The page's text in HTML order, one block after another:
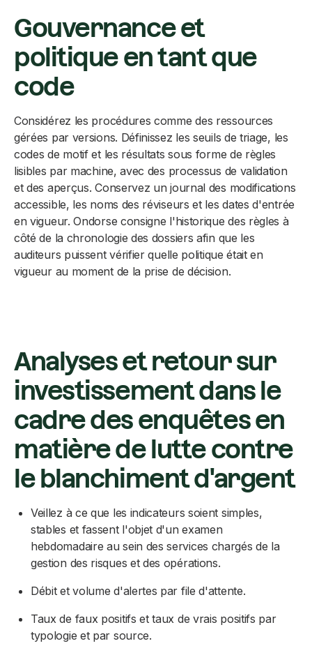
Gouvernance et
politique en tant que
code
Considérez les procédures comme des ressources
gérées par versions. Définissez les seuils de triage, les
codes de motif et les résultats sous forme de règles
lisibles par machine, avec des processus de validation
et des aperçus. Conservez un journal des modifications
accessible, les noms des réviseurs et les dates d'entrée
en vigueur. Ondorse consigne l'historique des règles à
côté de la chronologie des dossiers afin que les
auditeurs puissent vérifier quelle politique était en
vigueur au moment de la prise de décision.
Analyses et retour sur
investissement dans le
cadre des enquêtes en
matière de lutte contre
le blanchiment d'argent
Veillez à ce que les indicateurs soient simples,
stables et fassent l'objet d'un examen
hebdomadaire au sein des services chargés de la
gestion des risques et des opérations.
Débit et volume d'alertes par file d'attente.
Taux de faux positifs et taux de vrais positifs par
typologie et par source.